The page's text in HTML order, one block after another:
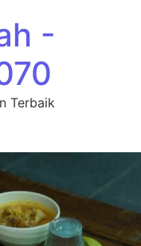
-
Terbaik